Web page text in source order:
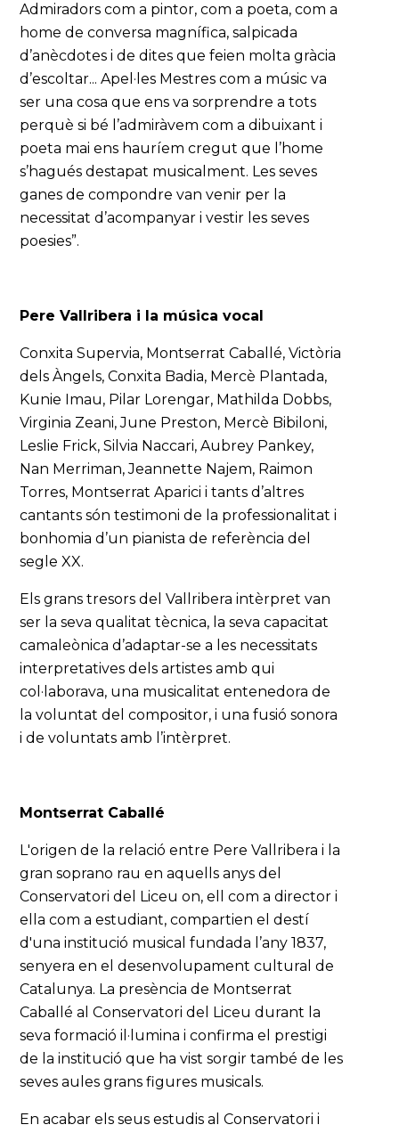
Admiradors com a pintor, com a poeta, com a
home de conversa magnífica, salpicada
d’anècdotes i de dites que feien molta gràcia
d’escoltar... Apel·les Mestres com a músic va
ser una cosa que ens va sorprendre a tots
perquè si bé l’admiràvem com a dibuixant i
poeta mai ens hauríem cregut que l’home
s’hagués destapat musicalment. Les seves
ganes de compondre van venir per la
necessitat d’acompanyar i vestir les seves
poesies”.
Pere Vallribera i la música vocal
Conxita Supervia, Montserrat Caballé, Victòria
dels Àngels, Conxita Badia, Mercè Plantada,
Kunie Imau, Pilar Lorengar, Mathilda Dobbs,
Virginia Zeani, June Preston, Mercè Bibiloni,
Leslie Frick, Silvia Naccari, Aubrey Pankey,
Nan Merriman, Jeannette Najem, Raimon
Torres, Montserrat Aparici i tants d’altres
cantants són testimoni de la professionalitat i
bonhomia d’un pianista de referència del
segle XX.
Els grans tresors del Vallribera intèrpret van
ser la seva qualitat tècnica, la seva capacitat
camaleònica d’adaptar-se a les necessitats
interpretatives dels artistes amb qui
col·laborava, una musicalitat entenedora de
la voluntat del compositor, i una fusió sonora
i de voluntats amb l’intèrpret.
Montserrat Caballé
L'origen de la relació entre Pere Vallribera i la
gran soprano rau en aquells anys del
Conservatori del Liceu on, ell com a director i
ella com a estudiant, compartien el destí
d'una institució musical fundada l’any 1837,
senyera en el desenvolupament cultural de
Catalunya. La presència de Montserrat
Caballé al Conservatori del Liceu durant la
seva formació il·lumina i confirma el prestigi
de la institució que ha vist sorgir també de les
seves aules grans figures musicals.
En acabar els seus estudis al Conservatori i